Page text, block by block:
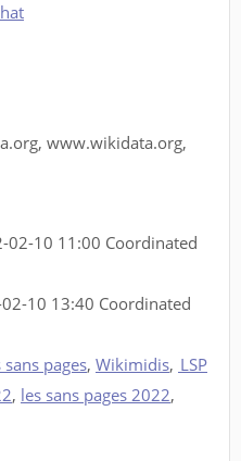
, www.wikidata.org,
02-10 11:00 Coordinated
10 13:40 Coordinated
sans pages, Wikimidis, LSP
, les sans pages 2022,